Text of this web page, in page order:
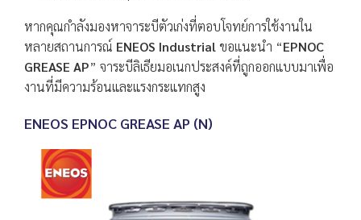
หากคุณกำลังมองหาจาระบีตัวเก่งที่ตอบโจทย์การใช้งานใน
หลายสถานการณ์ ENEOS Industrial ขอแนะนำ “EPNOC
GREASE AP” จาระบีลิเธียมอเนกประสงค์ที่ถูกออกแบบมาเพื่อ
งานที่มีความร้อนและแรงกระแทกสูง
ENEOS EPNOC GREASE AP (N)